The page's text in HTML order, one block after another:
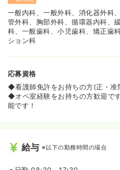
一般内科、一般外科、消化器外科
管外科、胸部外科、循環器内科、
科、一般歯科、小児歯科、矯正歯
ション科
応募資格
◆看護師免許をお持ちの方(正・准
◆オペ室経験をお持ちの方歓迎で
能です！
給与 ※以下の勤務時間の場合